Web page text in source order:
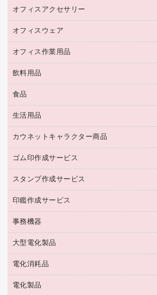
ＵＳＢハブ／ＵＳＢアクセサリー
ＯＡフィルター
ＯＡクリーナー／エアダスター
ＨＤＤ／ＳＳＤ
ディスプレイモニター
コピー機
保管庫・書庫
ロッカー・下駄箱
その他収納
オフィスアクセサリー
オフィスアクセサリー
オフィスウェア
医療・介護・ワーキングウェア
ブラウス・シャツ
アウター
オフィス作業用品
養生用品
防災用品
防災用備蓄食品・飲料
台車・脚立
倉庫収納用品
作業用雑貨
梱包用品
梱包用テープ
園芸用品
ペット用品
飲料用品
緑茶飲料
茶葉・インスタント
紅茶・バラエティ飲料
レギュラーコーヒー
ミルク・シュガー
ソフトドリンク
コーヒーメーカー・備品
インスタントコーヒー
食品
食品
菓子
生活用品
浴室用品
台所用洗剤
掃除用品
掃除用洗剤
洗濯用品
消臭・芳香剤
殺虫剤
飲食用消耗品
カウネットキャラクター商品
カウネットキャラクター商品
ゴム印作成サービス
ゴム印作成サービス
ゴム印（一行印）作成サービス
ゴム印（フリーサイズ印）作成サービス
スタンプ作成サービス
シヤチハタスタンプ作成サービス
カウネットスタンプ作成サービス
印鑑作成サービス
印鑑作成サービス
事務機器
大型シュレッダー（共配）
レーザーポインター
ラミネートフィルム
ラミネータ
大型電化製品
冷蔵庫・キッチン・調理家電
テレビ・ＡＶ機器
電化消耗品
電球・蛍光灯
電化製品